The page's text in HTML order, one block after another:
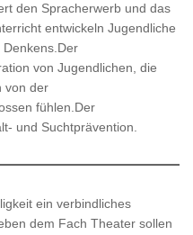
den Spracherwerb und das
entwickeln Jugendliche
von Jugendlichen, die
von der
fühlen.Der
und Suchtprävention.
ein verbindliches
dem Fach Theater sollen